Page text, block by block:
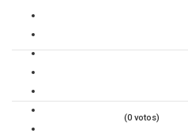
(0 votos)